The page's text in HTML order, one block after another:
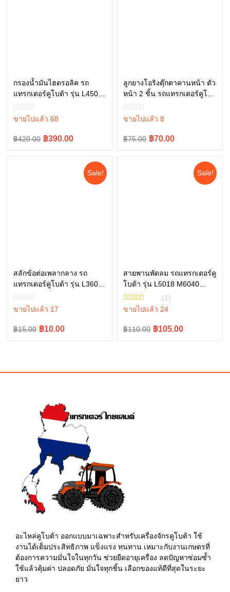
กรองน้ำมันไฮดรอลิค รถ
แทรกเตอร์คูโบต้า รุ่น L4508,
L4708, L5018 , W9501-
45101
ขายไปแล้ว 68
฿420.00
Original ฿390.00
Current
หยิบใส่ตะกร้า
ลูกยางโอริงตุ๊กตาคานหน้า ตัว
หน้า 2 ชิ้น รถแทรกเตอร์คูโบต้
า รุ่น L3608, L4018, L4708,
L5018 tc402-13680 = 2
ขายไปแล้ว 8
฿75.00
Original฿70.00
Current
หยิบใส่ตะกร้า
Sale!
สลักข้อต่อเพลากลาง รถ
แทรกเตอร์คูโบต้า รุ่น L3608,
L4018, L4708, L5018
05411-00430
ขายไปแล้ว 17
฿15.00
Original฿10.00
Current
หยิบใส่ตะกร้า
Sale!
สายพานพัดลม รถแทรกเตอร์คู
โบต้า รุ่น L5018 M6040
M6240 TC803-97010
(1)
ขายไปแล้ว 24
฿110.00
Original ฿105.00
Current
หยิบใส่ตะกร้า
อะไหล่คูโบต้า ออกแบบมาเฉพาะสำหรับเครื่องจักรคูโบต้า ใช้
งานได้เต็มประสิทธิภาพ แข็งแรง ทนทาน เหมาะกับงานเกษตรที่
ต้องการความมั่นใจในทุกวัน ช่วยยืดอายุเครื่อง ลดปัญหาซ่อมซ้ำ
ใช้แล้วคุ้มค่า ปลอดภัย มั่นใจทุกชิ้น เลือกของแท้ดีที่สุดในระยะ
ยาว